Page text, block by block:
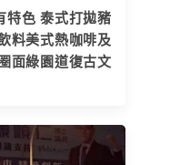
特色 泰式打拋豬
料美式熱咖啡及
面綠園道復古文